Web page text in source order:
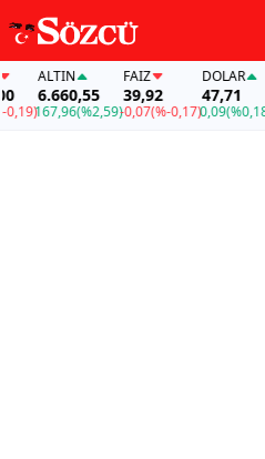
ALTIN
6.660,55
167,96(%2,59)
FAİZ
39,92
-0,07(%-0,17)
DOLAR
47,71
0,09(%0,18)